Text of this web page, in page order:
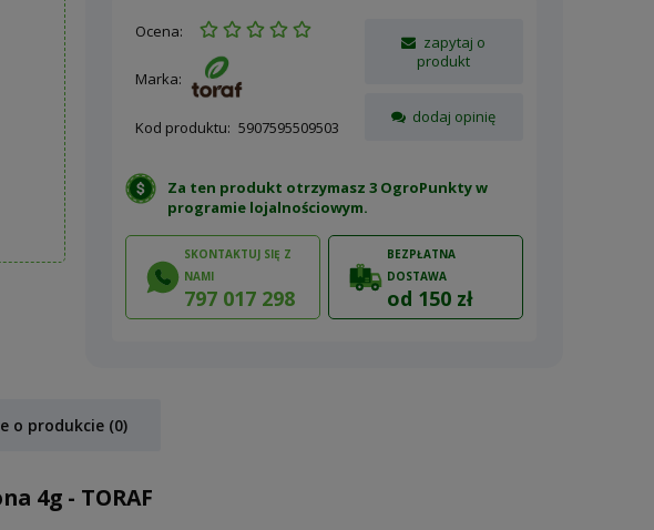
Ocena:
Marka:
Kod produktu: 5907595509503
zapytaj o
produkt
dodaj opinię
Za ten produkt otrzymasz 3 OgroPunkty w
programie lojalnościowym.
SKONTAKTUJ SIĘ Z
NAMI
797 017 298
BEZPŁATNA
DOSTAWA
od 150 zł
o produkcie (0)
4g - TORAF